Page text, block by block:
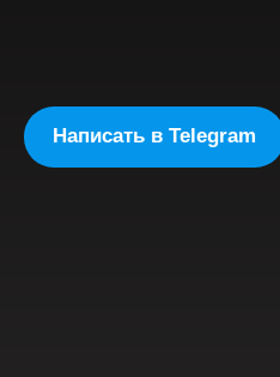
Написать в Telegram